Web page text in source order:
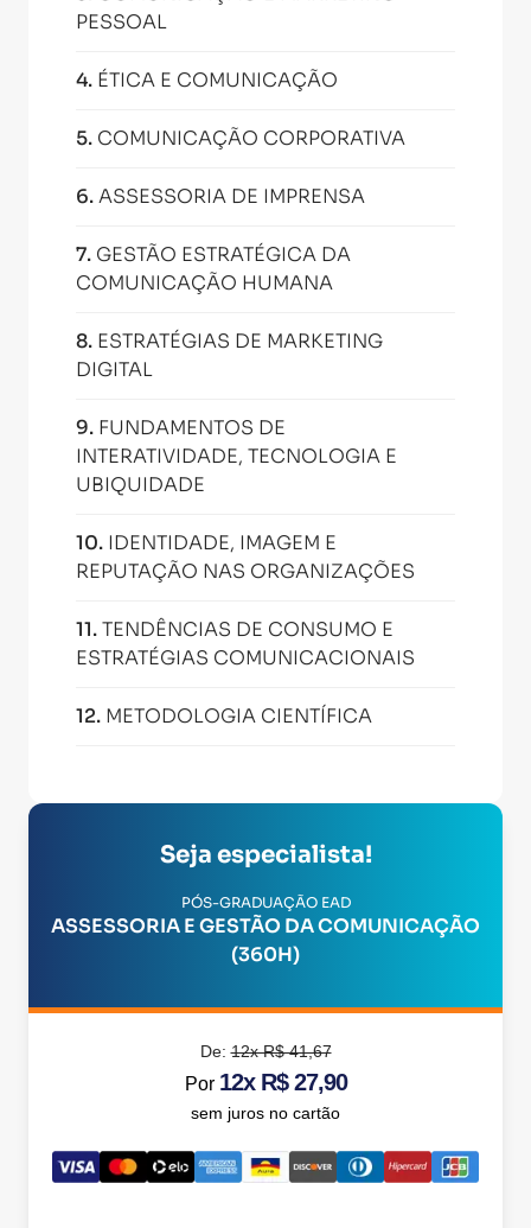
PESSOAL
4. ÉTICA E COMUNICAÇÃO
5. COMUNICAÇÃO CORPORATIVA
6.ASSESSORIA DE IMPRENSA
7. GESTÃO ESTRATÉGICA DA
COMUNICAÇÃO HUMANA
8. ESTRATÉGIAS DE MARKETING
DIGITAL
9. FUNDAMENTOS DE
INTERATIVIDADE, TECNOLOGIA E
UBIQUIDADE
10. IDENTIDADE, IMAGEM E
REPUTAÇÃO NAS ORGANIZAÇÕES
11.TENDÊNCIAS DE CONSUMO E
ESTRATÉGIAS COMUNICACIONAIS
12. METODOLOGIA CIENTÍFICA
Seja especialista!
PÓS-GRADUAÇÃO EAD
ASSESSORIA E GESTÃO DA COMUNICAÇÃO
(360H)
De:12x R$ 41,67
Por 12x R$ 27,90
sem juros no cartão